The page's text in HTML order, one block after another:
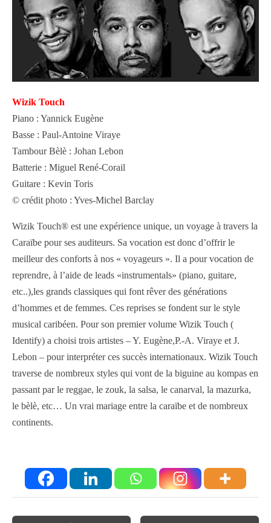
Wizik Touch
Piano : Yannick Eugène
Basse : Paul-Antoine Viraye
Tambour Bèlè : Johan Lebon
Batterie : Miguel René-Corail
Guitare : Kevin Toris
© crédit photo : Yves-Michel Barclay
Wizik Touch® est une expérience unique, un voyage à travers la
Caraïbe pour ses auditeurs. Sa vocation est donc d’offrir le
meilleur des conforts à nos « voyageurs ». Il a pour vocation de
reprendre, à l’aide de leads «instrumentals» (piano, guitare,
etc..),les grands classiques qui font rêver des générations
d’hommes et de femmes. Ces reprises se fondent sur le style
musical caribéen. Pour son premier volume Wizik Touch (
Identify) a choisi trois artistes – Y. Eugène,P.-A. Viraye et J.
Lebon – pour interpréter ces succès internationaux. Wizik Touch
traverse de nombreux styles qui vont de la biguine au kompas en
passant par le reggae, le zouk, la salsa, le canarval, la mazurka,
le bèlè, etc… Un vrai mariage entre la caraïbe et de nombreux
continents.